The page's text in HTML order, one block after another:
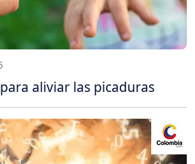
aliviar las picaduras